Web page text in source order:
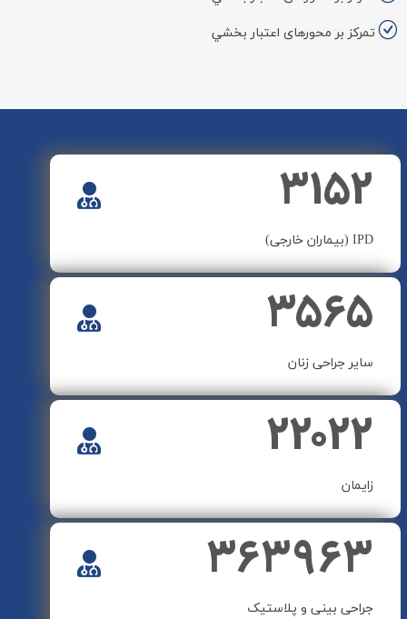
تمركز بر محورهای اعتبار بخشي
۳۱۵۲
IPD (بیماران خارجی)
۳۵۶۵
سایر جراحی زنان
۲۲۰۲۲
زایمان
۳۶۳۹۶۳
جراحی بینی و پلاستیک